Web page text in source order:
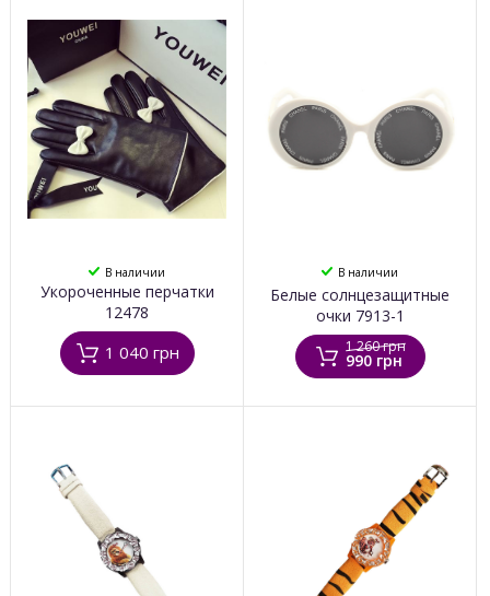
В наличии
Укороченные перчатки
12478
1 040 грн
В наличии
Белые солнцезащитные
очки 7913-1
1 260 грн
990 грн